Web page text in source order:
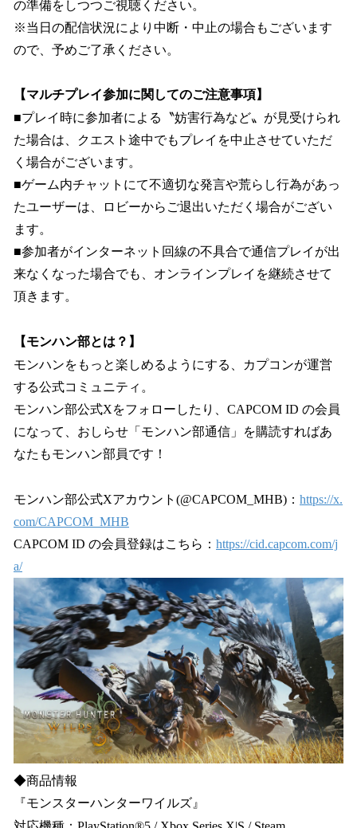
の準備をしつつご視聴ください。
※当日の配信状況により中断・中止の場合もございます
ので、予めご了承ください。
【マルチプレイ参加に関してのご注意事項】
■プレイ時に参加者による〝妨害行為など〟が見受けられ
た場合は、クエスト途中でもプレイを中止させていただ
く場合がございます。
■ゲーム内チャットにて不適切な発言や荒らし行為があっ
たユーザーは、ロビーからご退出いただく場合がござい
ます。
■参加者がインターネット回線の不具合で通信プレイが出
来なくなった場合でも、オンラインプレイを継続させて
頂きます。
【モンハン部とは？】
モンハンをもっと楽しめるようにする、カプコンが運営
する公式コミュニティ。
モンハン部公式Xをフォローしたり、CAPCOM ID の会員
になって、おしらせ「モンハン部通信」を購読すればあ
なたもモンハン部員です！
モンハン部公式Xアカウント(@CAPCOM_MHB)： https://x.
com/CAPCOM_MHB
CAPCOM ID の会員登録はこちら： https://cid.capcom.com/j
a/
◆商品情報
『モンスターハンターワイルズ』